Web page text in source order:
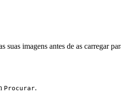
imagens antes de as carregar
Procurar.